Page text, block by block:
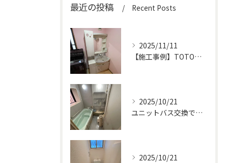
最近の投稿 Recent Posts
2025/11/11
【施工事例】TOTOオクターブで洗面化粧台を交換！収納力とデザイン性がアップ！
2025/10/21
ユニットバス交換で快適＆高級感アップ！
2025/10/21